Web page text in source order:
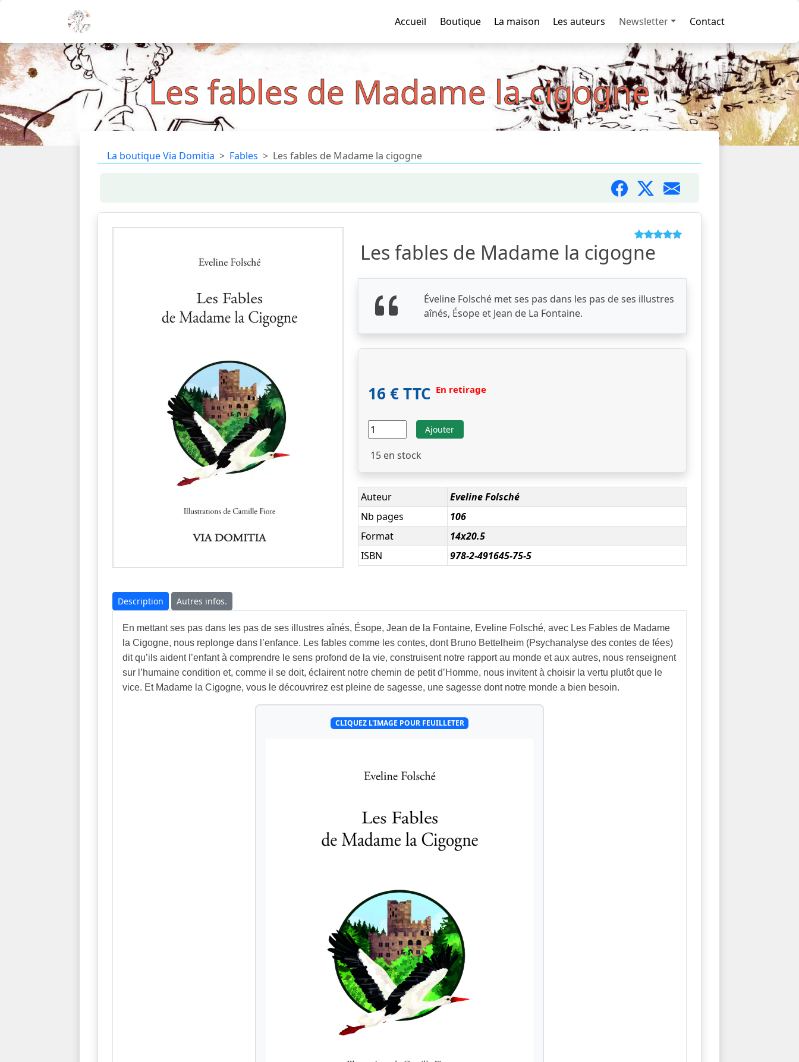
Accueil Boutique La maison Les auteurs Newsletter Contact
Les fables de Madame la cigogne
La boutique Via Domitia Fables Les fables de Madame la cigogne
Les fables de Madame la cigogne
Éveline Folsché met ses pas dans les pas de ses illustres
aînés, Ésope et Jean de La Fontaine.
16 € TTC En retirage
Ajouter
15en stock
Auteur
Eveline Folsché
Nb pages
106
Format
14x20.5
ISBN
978-2-491645-75-5
Description Autres infos.
En mettant ses pas dans les pas de ses illustres aînés, Ésope, Jean de la Fontaine, Eveline Folsché, avec Les Fables de Madame
la Cigogne, nous replonge dans l’enfance. Les fables comme les contes, dont Bruno Bettelheim (Psychanalyse des contes de fées)
dit qu’ils aident l’enfant à comprendre le sens profond de la vie, construisent notre rapport au monde et aux autres, nous renseignent
sur l’humaine condition et, comme il se doit, éclairent notre chemin de petit d’Homme, nous invitent à choisir la vertu plutôt que le
vice. Et Madame la Cigogne, vous le découvrirez est pleine de sagesse, une sagesse dont notre monde a bien besoin.
CLIQUEZ L'IMAGE POUR FEUILLETER